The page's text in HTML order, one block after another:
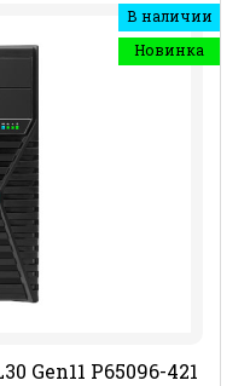
В наличии
Новинка
Gen11 P65096-421